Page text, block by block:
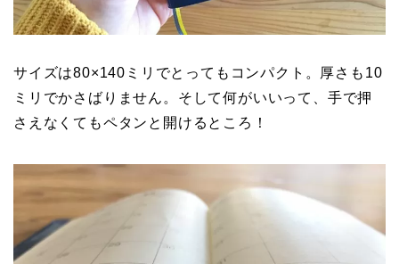
サイズは80×140ミリでとってもコンパクト。厚さも10
ミリでかさばりません。そして何がいいって、手で押
さえなくてもペタンと開けるところ！